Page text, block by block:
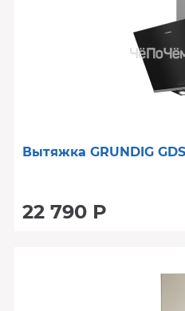
Вытяжка GRUNDIG
22 790 Р